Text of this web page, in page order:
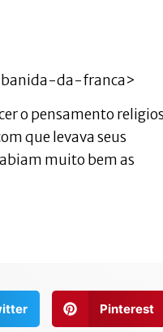
da-franca>
o pensamento
que levava seus
muito bem as
Pinterest